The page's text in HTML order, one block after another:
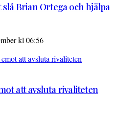
Brian Ortega och hjälpa
kl 06:56
att avsluta rivaliteten